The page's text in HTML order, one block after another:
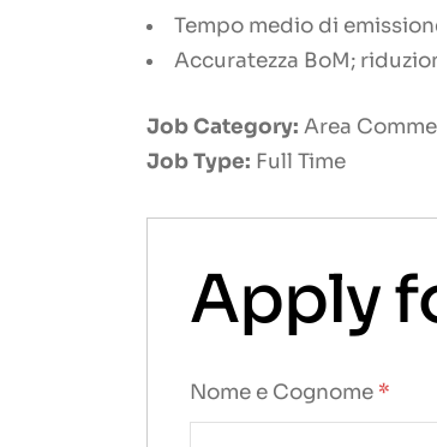
Tempo medio di
Accuratezza BoM;
Job Category: Area
Job Type: Full Time
Apply
Nome e Cognome *